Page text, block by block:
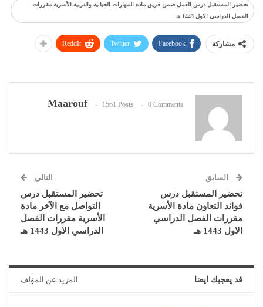
تحضير المستقبل درس العمل ضمن فريق مادة المهارات الحياتية والتربية الأسرية مقررات
الفصل الدراسي الاول 1443 هـ
مشاركة Facebook
Twitter
ReddIt
Maarouf 1561 Posts 0 Comments
السابق
تحضير المستقبل درس
فوائد التعاون مادة الأسرية
مقررات الفصل الدراسي
الاول 1443 هـ
التالي
تحضير المستقبل درس
التواصل مع الآخر مادة
الأسرية مقررات الفصل
الدراسي الاول 1443 هـ
قد يعجبك ايضا المزيد عن المؤلف